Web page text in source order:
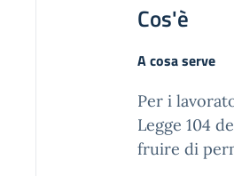
Cos'è
A cosa serve
Per i
Legge 104
fruire di